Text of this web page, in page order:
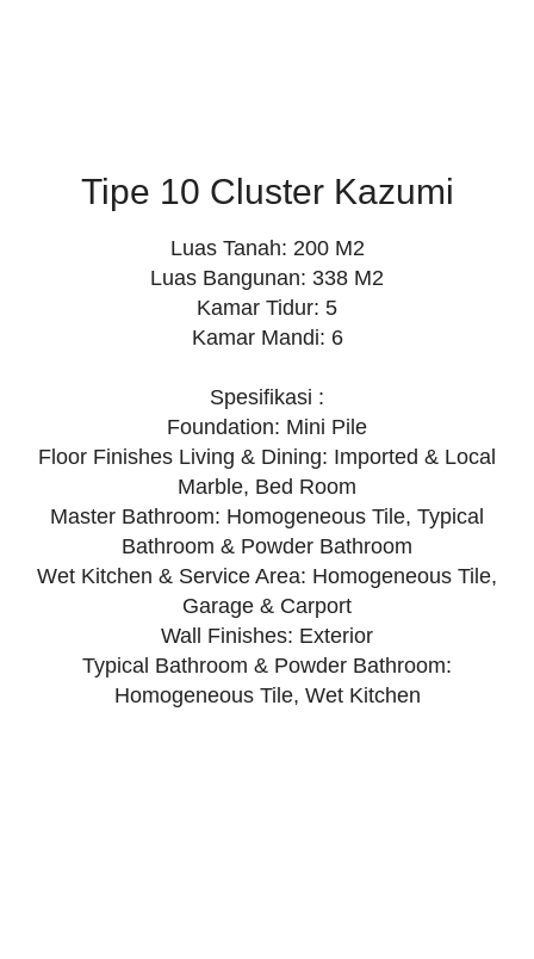
Tipe 10 Cluster Kazumi
Luas Tanah: 200 M2
Luas Bangunan: 338 M2
Kamar Tidur: 5
Kamar Mandi: 6
Spesifikasi :
Foundation: Mini Pile
Floor Finishes Living & Dining: Imported & Local
Marble, Bed Room
Master Bathroom: Homogeneous Tile, Typical
Bathroom & Powder Bathroom
Wet Kitchen & Service Area: Homogeneous Tile,
Garage & Carport
Wall Finishes: Exterior
Typical Bathroom & Powder Bathroom:
Homogeneous Tile, Wet Kitchen